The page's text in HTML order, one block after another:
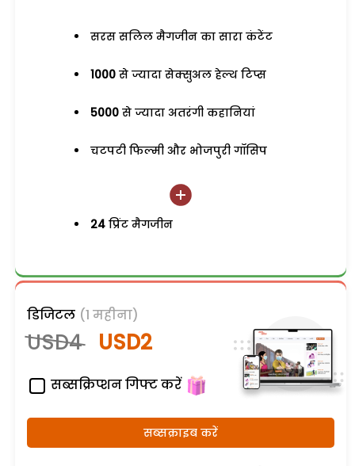
सरस सलिल मैगजीन का सारा कंटेंट
1000 से ज्यादा सेक्सुअल हेल्थ टिप्स
5000 से ज्यादा अतरंगी कहानियां
चटपटी फिल्मी और भोजपुरी गॉसिप
24 प्रिंट मैगजीन
डिजिटल (1 महीना)
USD4 USD2
सब्सक्रिप्शन गिफ्ट करें
सब्सक्राइब करें